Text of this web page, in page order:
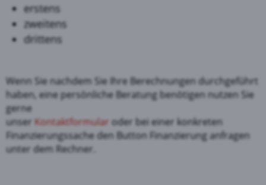
erstens
zweitens
drittens
Wenn Sie nachdem Sie Ihre Berechnungen durchgeführt
haben, eine persönliche Beratung benötigen nutzen Sie
gerne
unser Kontaktformular oder bei einer konkreten
Finanzierungssache den Button Finanzierung anfragen
unter dem Rechner.